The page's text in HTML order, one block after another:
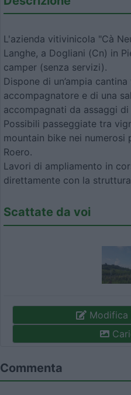
L'azienda vitivinicola "Cà
Langhe, a Dogliani (Cn) in
camper (senza servizi).
Dispone di un’ampia
accompagnatore e di una
accompagnati da assaggi
Possibili passeggiate tra
mountain bike nei numerosi
Roero.
Lavori di ampliamento in
direttamente con la
Scattate da voi
Modifica
Commenta